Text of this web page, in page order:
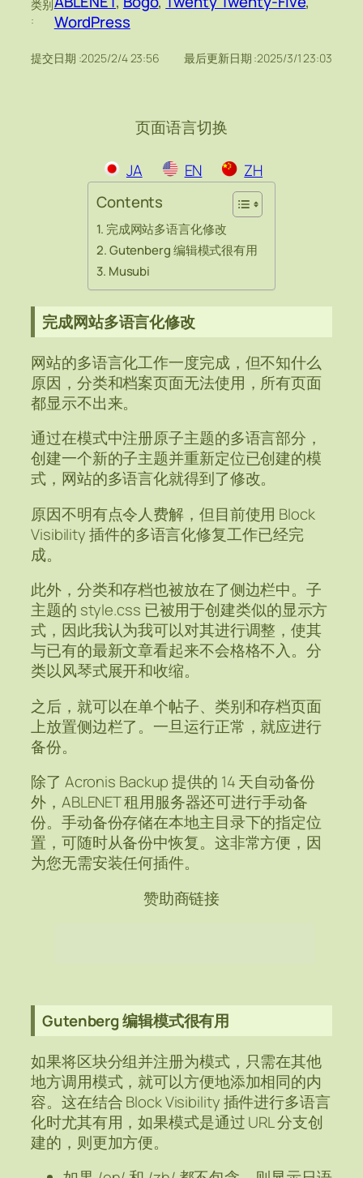
类别
:
WordPress
提交日期 :2025/2/4 23:56 最后更新日期 :2025/3/1 23:03
页面语言切换
EN
JA
ZH
Contents
完成网站多语言化修改
Gutenberg 编辑模式很有用
Musubi
完成网站多语言化修改
网站的多语言化工作一度完成，但不知什么
原因，分类和档案页面无法使用，所有页面
都显示不出来。
通过在模式中注册原子主题的多语言部分，
创建一个新的子主题并重新定位已创建的模
式，网站的多语言化就得到了修改。
原因不明有点令人费解，但目前使用 Block
Visibility 插件的多语言化修复工作已经完
成。
此外，分类和存档也被放在了侧边栏中。子
主题的 style.css 已被用于创建类似的显示方
式，因此我认为我可以对其进行调整，使其
与已有的最新文章看起来不会格格不入。分
类以风琴式展开和收缩。
之后，就可以在单个帖子、类别和存档页面
上放置侧边栏了。一旦运行正常，就应进行
备份。
除了 Acronis Backup 提供的 14 天自动备份
外，ABLENET 租用服务器还可进行手动备
份。手动备份存储在本地主目录下的指定位
置，可随时从备份中恢复。这非常方便，因
为您无需安装任何插件。
赞助商链接
Gutenberg 编辑模式很有用
如果将区块分组并注册为模式，只需在其他
地方调用模式，就可以方便地添加相同的内
容。这在结合 Block Visibility 插件进行多语言
化时尤其有用，如果模式是通过 URL 分支创
建的，则更加方便。